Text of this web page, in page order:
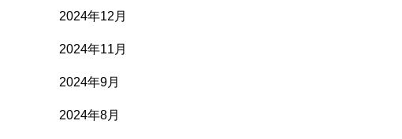
2024年12月
2024年11月
2024年9月
2024年8月